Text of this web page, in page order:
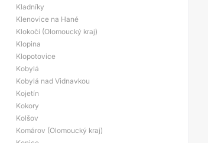
Kladníky
Klenovice na Hané
Klokočí (Olomoucký kraj)
Klopina
Klopotovice
Kobylá
Kobylá nad Vidnavkou
Kojetín
Kokory
Kolšov
Komárov (Olomoucký kraj)